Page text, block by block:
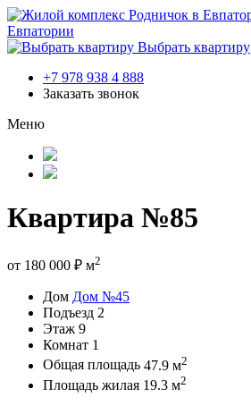
Евпатории
Выбрать квартиру
+7 978 938 4 888
Заказать звонок
Меню
Квартира №85
от 180 000 ₽ м2
Дом Дом №45
Подъезд 2
Этаж 9
Комнат 1
Общая площадь 47.9 м2
Площадь жилая 19.3 м2